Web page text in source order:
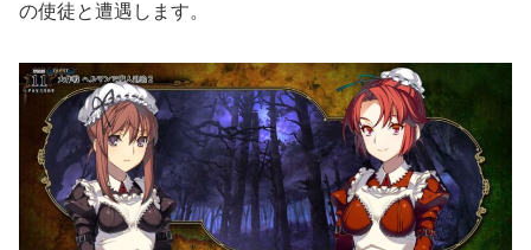
の使徒と遭遇します。